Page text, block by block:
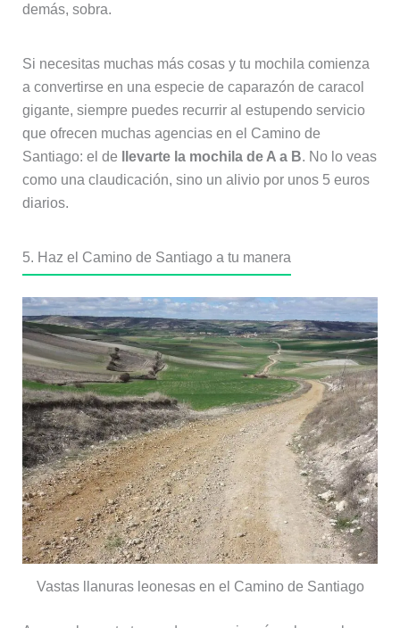
demás, sobra.
Si necesitas muchas más cosas y tu mochila comienza
a convertirse en una especie de caparazón de caracol
gigante, siempre puedes recurrir al estupendo servicio
que ofrecen muchas agencias en el Camino de
Santiago: el de
llevarte la mochila de A a B. No lo veas
como una claudicación, sino un alivio por unos 5 euros
diarios.
5. Haz el Camino de Santiago a tu manera
Vastas llanuras leonesas en el Camino de Santiago